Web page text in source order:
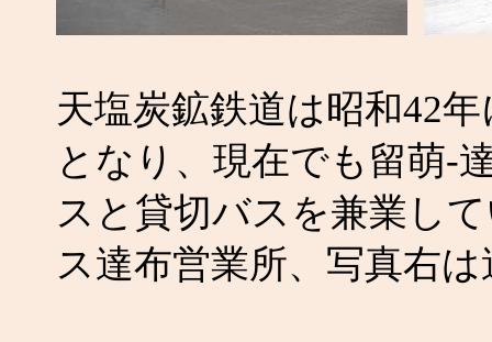
天塩炭鉱鉄道は昭和42
となり、現在でも留萌-
スと貸切バスを兼業し
ス達布営業所、写真右